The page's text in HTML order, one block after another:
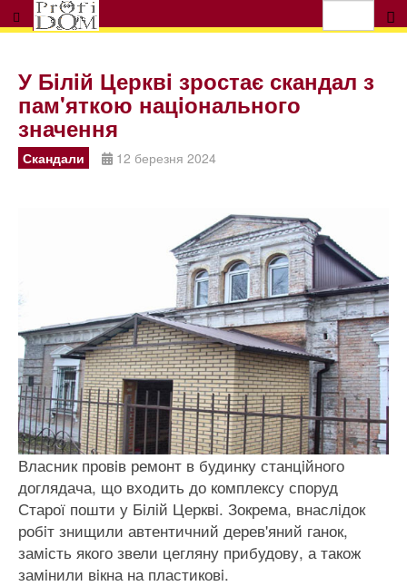
У Бiлiй Церквi зростає скандал з
пам'яткою нацiонального
значення
Скандали 12 березня 2024
Власник провiв ремонт в будинку станцiйного
доглядача, що входить до комплексу споруд
Старої пошти у Бiлiй Церквi. Зокрема, внаслiдок
робiт знищили автентичний дерев'яний ганок,
замiсть якого звели цегляну прибудову, а також
замiнили вiкна на пластиковi.